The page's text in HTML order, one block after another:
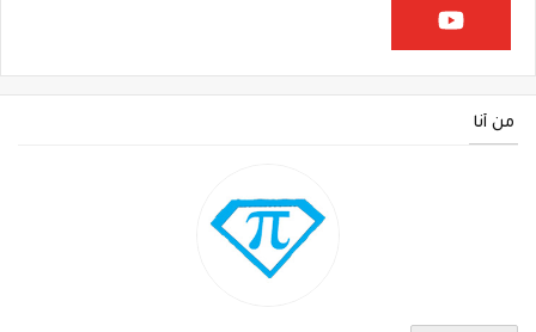
من أنا